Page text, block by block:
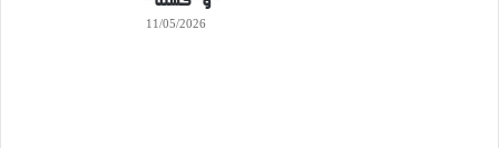
11/05/2026